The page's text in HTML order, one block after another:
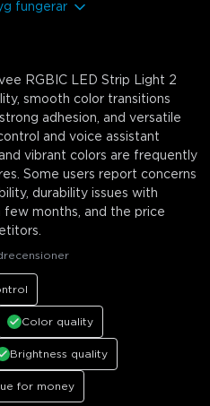
fungerar
RGBIC LED Strip Light 2
smooth color transitions
adhesion, and versatile
and voice assistant
vibrant colors are frequently
Some users report concerns
durability issues with
months, and the price
Color quality
Brightness quality
for money